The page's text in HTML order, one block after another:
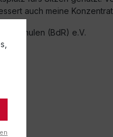
auch meine
(BdR) e.V.